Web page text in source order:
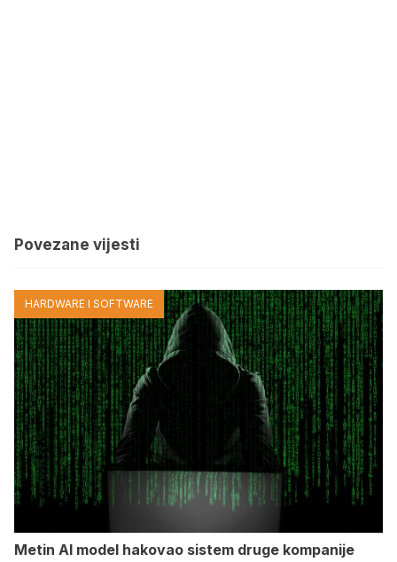
Povezane vijesti
HARDWARE I SOFTWARE
Metin AI model hakovao sistem druge kompanije